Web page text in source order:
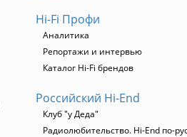
Hi-Fi Профи
Аналитика
Репортажи и интервью
Каталог Hi-Fi брендов
Российский Hi-End
Клуб "у Деда"
Радиолюбительство. Hi-End по-